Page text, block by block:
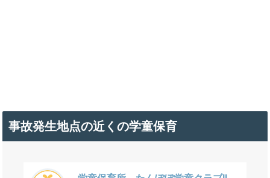
事故発生地点の近くの学童保育